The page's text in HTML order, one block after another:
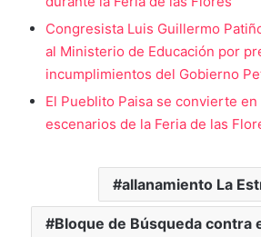
Congresista Luis Guillermo
al Ministerio de Educación por
incumplimientos del Gobierno
El Pueblito Paisa se convierte
escenarios de la Feria de las
allanamiento La
Bloque de Búsqueda contra